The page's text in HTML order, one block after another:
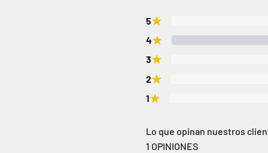
5★
4★
3★
2★
1★
Lo que opinan nuestros
1 OPINIONES